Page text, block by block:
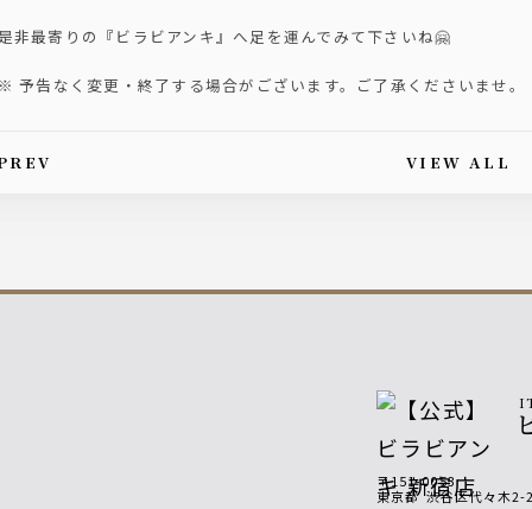
非最寄りの『ビラビアンキ』へ足を運んでみて下さいね🤗
予告なく変更・終了する場合がございます。ご了承くださいませ。
article's paging VIEW ALL
〒151-0053
東京都 渋谷区代々木2-